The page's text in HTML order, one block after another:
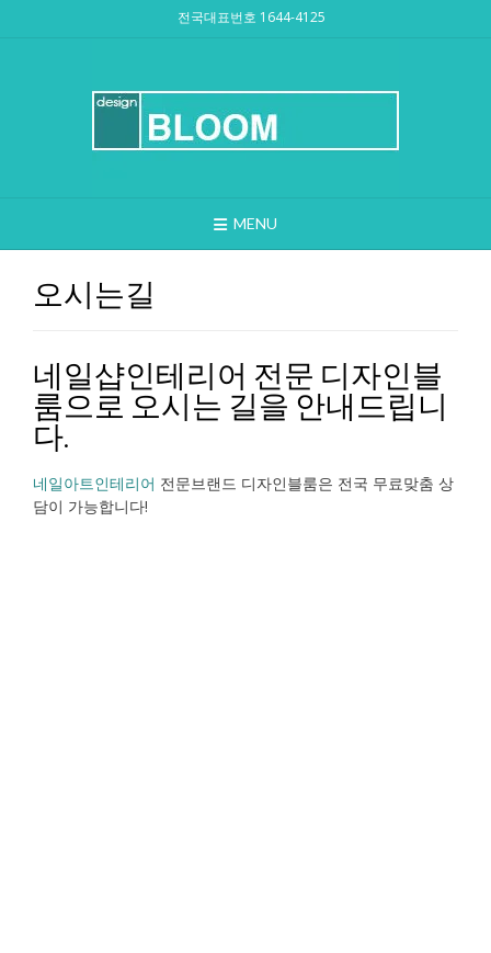
전국대표번호 1644-4125
MENU
오시는길
네일샵인테리어 전문 디자인블
룸으로 오시는 길을 안내드립니
다.
네일아트인테리어 전문브랜드 디자인블룸은 전국 무료맞춤 상
담이 가능합니다!